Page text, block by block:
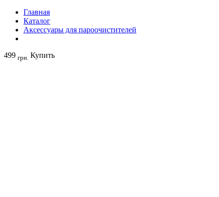
Главная
Каталог
Аксессуары для пароочистителей
499 грн. Купить